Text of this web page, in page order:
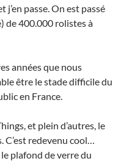
passe. On est passé
de 400.000 rolistes à
années que nous
être le stade difficile du
en France.
et plein d’autres, le
C’est redevenu cool…
plafond de verre du